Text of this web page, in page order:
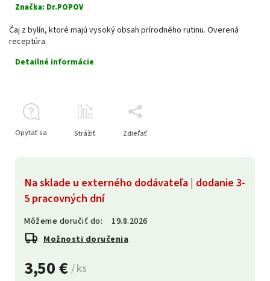
Značka: Dr.POPOV
3,50 € / ks
Na sklade u externého dodávateľa | dodanie 3-
5 pracovných dní
Môžeme doručiť do:
19.8.2026
Možnosti doručenia
Čaj z bylín, ktoré majú vysoký obsah prírodného rutinu. Overená
receptúra.
Detailné informácie
Opýtať sa Strážiť Zdieľať